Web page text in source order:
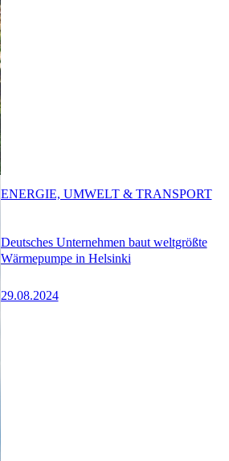
Deutsches Unternehmen baut weltgrößte
Wärmepumpe in Helsinki
29.08.2024
ENERGIE, UMWELT & TRANSPORT